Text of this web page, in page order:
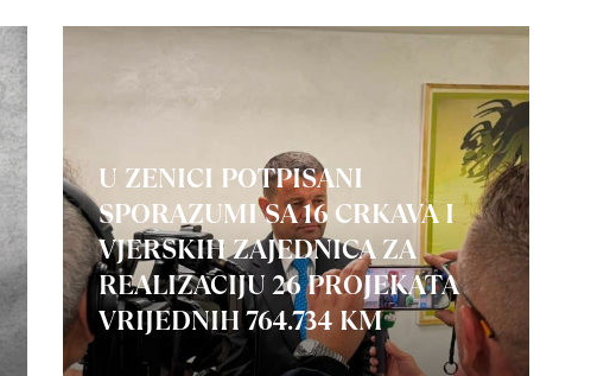
U ZENICI POTPISANI
SPORAZUMI SA 16 CRKAVA I
VJERSKIH ZAJEDNICA ZA
REALIZACIJU 26 PROJEKATA
VRIJEDNIH 764.734 KM